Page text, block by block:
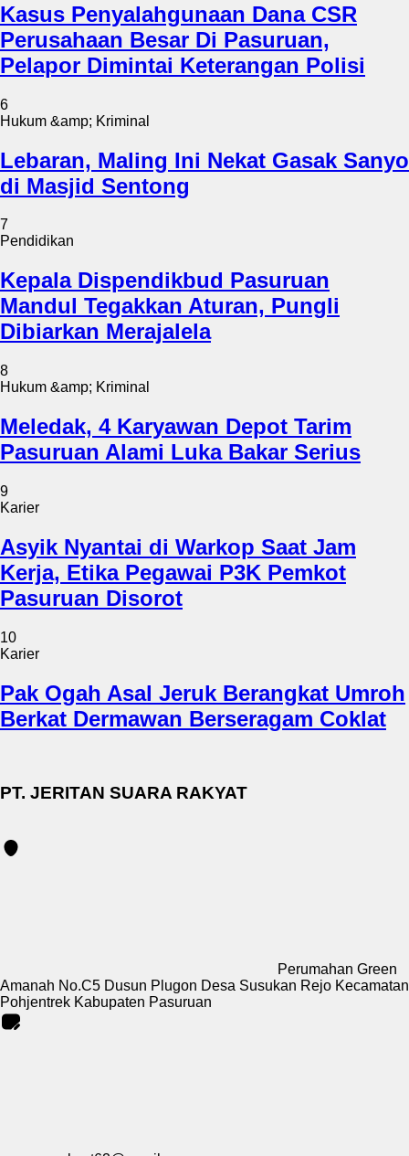
Kasus Penyalahgunaan Dana CSR
Perusahaan Besar Di Pasuruan,
Pelapor Dimintai Keterangan Polisi
6
Hukum &amp; Kriminal
Lebaran, Maling Ini Nekat Gasak Sanyo
di Masjid Sentong
7
Pendidikan
Kepala Dispendikbud Pasuruan
Mandul Tegakkan Aturan, Pungli
Dibiarkan Merajalela
8
Hukum &amp; Kriminal
Meledak, 4 Karyawan Depot Tarim
Pasuruan Alami Luka Bakar Serius
9
Karier
Asyik Nyantai di Warkop Saat Jam
Kerja, Etika Pegawai P3K Pemkot
Pasuruan Disorot
10
Karier
Pak Ogah Asal Jeruk Berangkat Umroh
Berkat Dermawan Berseragam Coklat
PT. JERITAN SUARA RAKYAT
Perumahan Green
Amanah No.C5 Dusun Plugon Desa Susukan Rejo Kecamatan
Pohjentrek Kabupaten Pasuruan